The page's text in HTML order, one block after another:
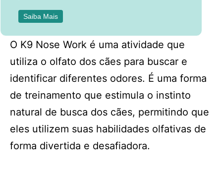
Saiba Mais
O K9 Nose Work é uma atividade que
utiliza o olfato dos cães para buscar e
identificar diferentes odores. É uma forma
de treinamento que estimula o instinto
natural de busca dos cães, permitindo que
eles utilizem suas habilidades olfativas de
forma divertida e desafiadora.